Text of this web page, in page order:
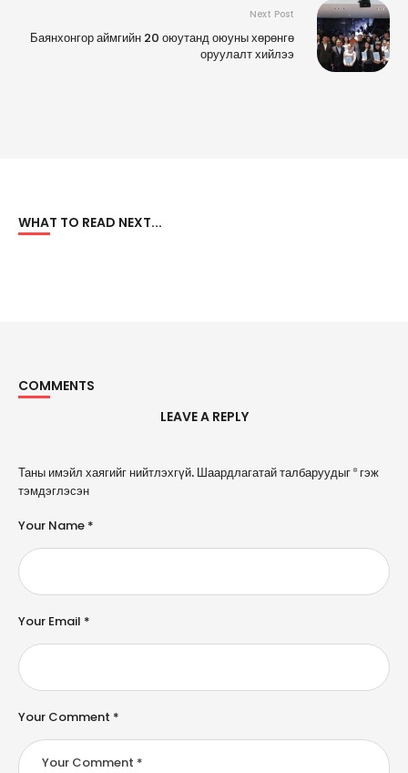
Next Post
Баянхонгор аймгийн 20 оюутанд оюуны хөрөнгө
оруулалт хийлээ
WHAT TO READ NEXT...
COMMENTS
LEAVE A REPLY
Таны имэйл хаягийг нийтлэхгүй. Шаардлагатай талбаруудыг*гэж
тэмдэглэсэн
Your Comment *
Your Name *
Your Email *
A
l
e
n
a
ti
e